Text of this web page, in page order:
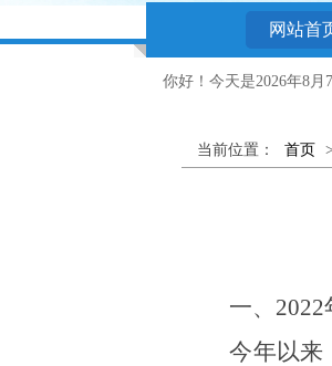
网站首
你好！今天是2026年8月
当前位置： 首页
一、
今年以来